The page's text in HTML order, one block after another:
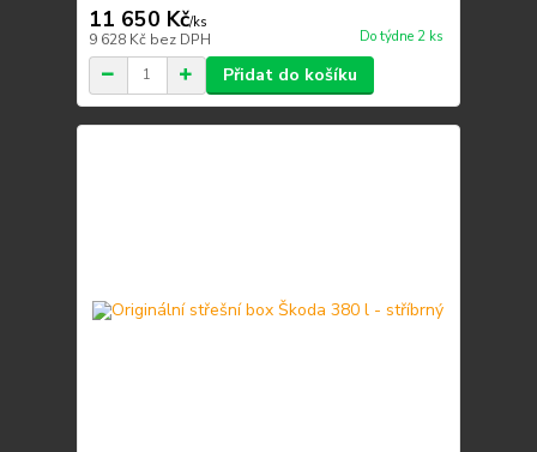
11 650 Kč/ks
9 628 Kč bez DPH Do týdne 2 ks
Přidat do košíku